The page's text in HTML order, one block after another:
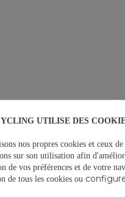
UTILISE DES
nos propres cookies et ceux
sur son utilisation afin
de vos préférences et de votre
de tous les cookies ou